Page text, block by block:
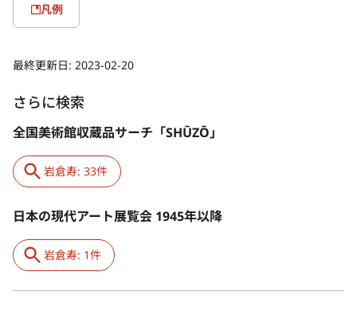
凡例
最終更新日: 2023-02-20
さらに検索
全国美術館収蔵品サーチ「SHŪZŌ」
岩倉寿: 33件
日本の現代アート展覧会 1945年以降
岩倉寿: 1件